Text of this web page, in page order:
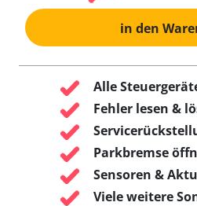
in den
Alle
Fehler lesen &
Parkbremse
Sensoren &
Viele weitere